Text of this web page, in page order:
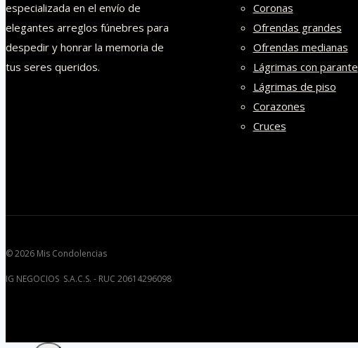
especializada en el envío de
elegantes arreglos fúnebres para
despedir y honrar la memoria de
tus seres queridos.
Coronas
Ofrendas grandes
Ofrendas medianas
Lágrimas con parante
Lágrimas de piso
Corazones
Cruces
© 2026 Mis Condolencias
IG NEGOCIOS S.A.C.S. - RUC 20614296098